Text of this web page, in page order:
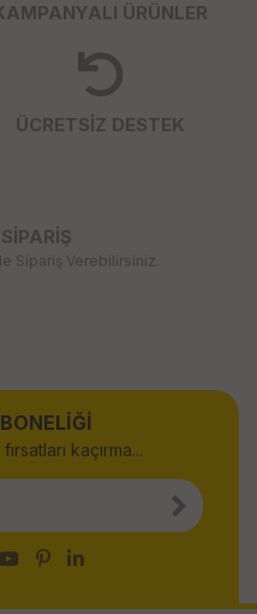
ÜRÜNLER
ÜCRETSİZ DESTEK
Sipariş Verebilirsiniz.
kaçırma...